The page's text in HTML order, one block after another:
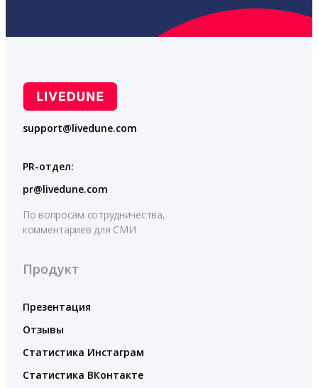
support@livedune.com
PR-отдел:
pr@livedune.com
По вопросам сотрудничества,
комментариев для СМИ
Продукт
Презентация
Отзывы
Статистика Инстаграм
Статистика ВКонтакте